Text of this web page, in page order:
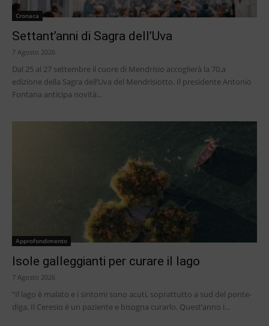
Cronaca
Settant’anni di Sagra dell’Uva
7 Agosto 2026
Dal 25 al 27 settembre il cuore di Mendrisio accoglierà la 70.a
edizione della Sagra dell’Uva del Mendrisiotto. Il presidente Antonio
Fontana anticipa novità...
Approfondimento
Isole galleggianti per curare il lago
7 Agosto 2026
“Il lago è malato e i sintomi sono acuti, soprattutto a sud del ponte-
diga. Il Ceresio è un paziente e bisogna curarlo. Quest’anno i...